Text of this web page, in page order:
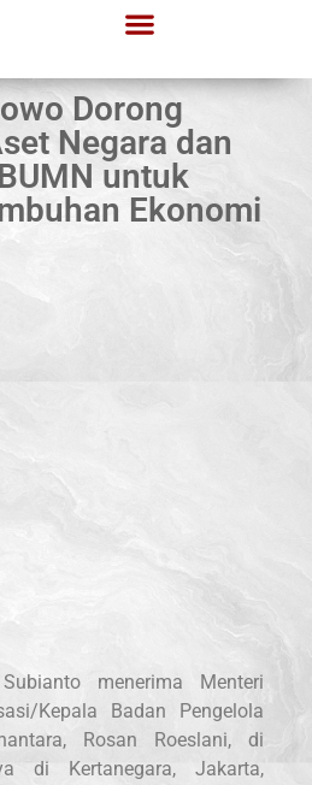
Dorong
Negara dan
untuk
Ekonomi
menerima Menteri
Kepala Badan Pengelola
Rosan Roeslani, di
di Kertanegara, Jakarta,